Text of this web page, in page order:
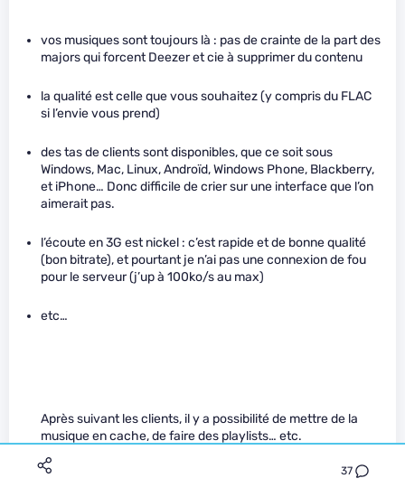
37
vos musiques sont toujours là : pas de crainte de la part des
majors qui forcent Deezer et cie à supprimer du contenu
la qualité est celle que vous souhaitez (y compris du FLAC
si l’envie vous prend)
des tas de clients sont disponibles, que ce soit sous
Windows, Mac, Linux, Androïd, Windows Phone, Blackberry,
et iPhone… Donc difficile de crier sur une interface que l’on
aimerait pas.
l’écoute en 3G est nickel : c’est rapide et de bonne qualité
(bon bitrate), et pourtant je n’ai pas une connexion de fou
pour le serveur (j’up à 100ko/s au max)
etc…
Après suivant les clients, il y a possibilité de mettre de la
musique en cache, de faire des playlists… etc.